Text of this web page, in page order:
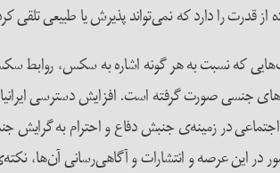
از قدرت را دارد که نمی‌تواند پذیرش یا طبیعی
که نسبت به هر گونه اشاره به سکس، روابط
جنسی صورت گرفته است. افزایش دسترسی
در زمینه‌ی جنبش دفاع و احترام به گرایش
در این عرصه و انتشارات و آگاهی‌رسانی آن‌ها،